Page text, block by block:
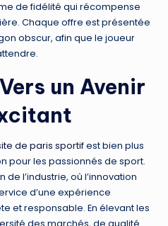
de fidélité qui récompense
Chaque offre est présentée
obscur, afin que le joueur
un Avenir
de paris sportifest bien plus
pour les passionnés de sport.
l’industrie, où l’innovation
d’une expérience
et responsable. En élevant les